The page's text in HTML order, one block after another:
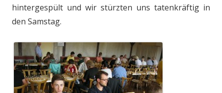
hintergespült und wir stürzten uns tatenkräftig in
den Samstag.